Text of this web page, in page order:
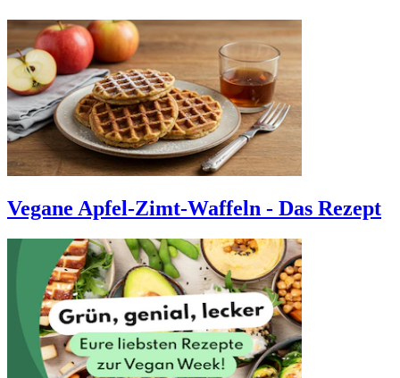
Vegane Apfel-Zimt-Waffeln - Das Rezept